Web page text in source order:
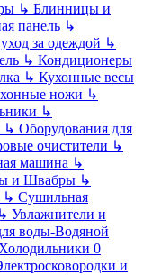
↳ Блинницы и
панель ↳
за одеждой ↳
↳ Кондиционеры
↳ Кухонные весы
ножи ↳
↳
↳ Оборудования для
очистители ↳
машина ↳
и Швабры ↳
↳ Сушильная
↳ Увлажнители и
воды-Водяной
и